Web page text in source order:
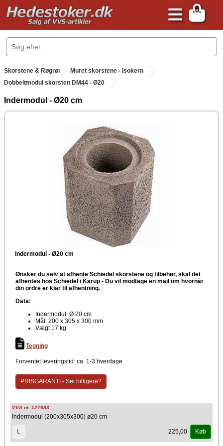
0
.
Skorstene & Røgrør .
Muret skorstene - Isokern
Dobbeltmodul skorsten DM44 - Ø20
Indermodul - Ø20 cm
Indermodul - Ø20 cm
Ønsker du selv at afhente Schiedel skorstene og tilbehør, skal det
afhentes hos Schiedel i Karup - Du vil modtage en mail om hvornår
din ordre er klar til afhentning.
Data:
Indermodul Ø 20 cm
Mål: 200 x 305 x 300 mm
Vægt 17 kg
Tegning
Forventet leveringstid: ca. 1-3 hverdage
PRISGARANTI - Set billigere?
VVS nr. 127683
Indermodul (200x305x300) ø20 cm
L 225,00 Køb